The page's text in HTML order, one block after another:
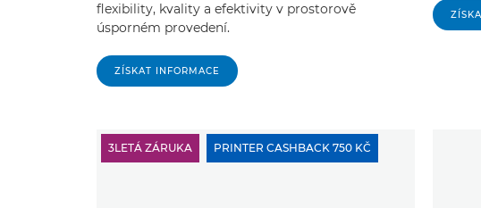
flexibility, kvality a efektivity v prostorově
úsporném provedení.
ZÍSKAT INFORMACE
3LETÁ ZÁRUKA PRINTER CASHBACK 750 KČ